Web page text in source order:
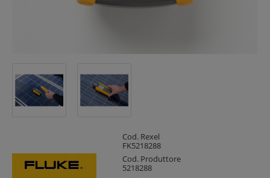
Cod. Rexel
FK5218288
Cod. Produttore
5218288